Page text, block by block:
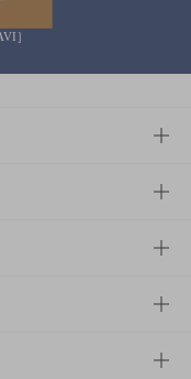
］